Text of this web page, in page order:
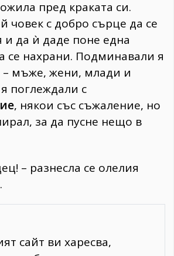
пред краката си.
човек с добро сърце да се
и да ѝ даде поне една
се нахрани. Подминавали я
– мъже, жени, млади и
поглеждали с
, някои със съжаление, но
за да пусне нещо в
– разнесла се олелия
сайт ви харесва,